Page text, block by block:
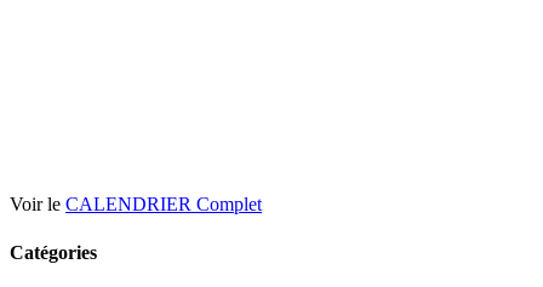
Voir le CALENDRIER Complet
Catégories